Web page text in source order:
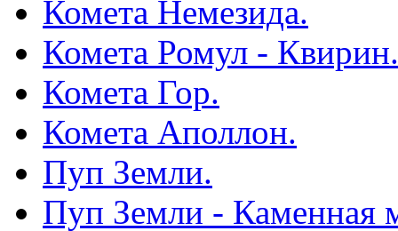
Комета Немезида.
Комета Ромул - Квирин.
Комета Гор.
Комета Аполлон.
Пуп Земли.
Пуп Земли - Каменная